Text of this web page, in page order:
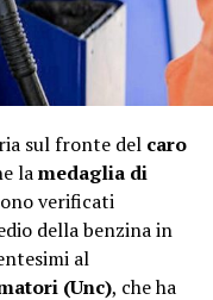
sul fronte del caro
lamedaglia di
verificati
della benzina in
al
(Unc), che ha